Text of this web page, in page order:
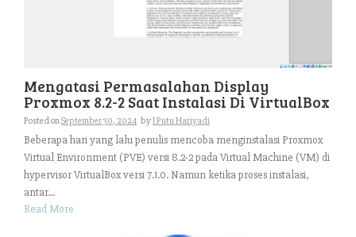
Mengatasi Permasalahan Display
Proxmox 8.2-2 Saat Instalasi Di VirtualBox
Posted onSeptember 30, 2024 byI Putu Hariyadi
Beberapa hari yang lalu penulis mencoba menginstalasi Proxmox
Virtual Environment (PVE) versi 8.2-2 pada Virtual Machine (VM) di
hypervisor VirtualBox versi 7.1.0. Namun ketika proses instalasi,
antar...
Read More